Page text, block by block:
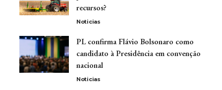
recursos?
Noticias
PL confirma Flávio Bolsonaro como
candidato à Presidência em convenção
nacional
Noticias